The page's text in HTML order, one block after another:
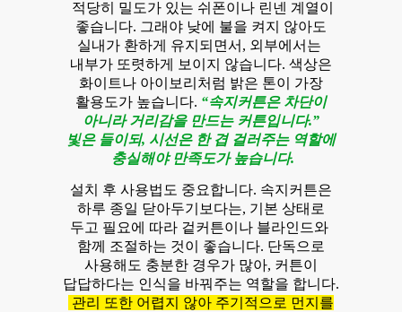
적당히 밀도가 있는 쉬폰이나 린넨 계열이
좋습니다. 그래야 낮에 불을 켜지 않아도
실내가 환하게 유지되면서, 외부에서는
내부가 또렷하게 보이지 않습니다. 색상은
화이트나 아이보리처럼 밝은 톤이 가장
활용도가 높습니다. “속지커튼은 차단이
아니라 거리감을 만드는 커튼입니다.”
빛은 들이되, 시선은 한 겹 걸러주는 역할에
충실해야 만족도가 높습니다.
설치 후 사용법도 중요합니다. 속지커튼은
하루 종일 닫아두기보다는, 기본 상태로
두고 필요에 따라 겉커튼이나 블라인드와
함께 조절하는 것이 좋습니다. 단독으로
사용해도 충분한 경우가 많아, 커튼이
답답하다는 인식을 바꿔주는 역할을 합니다.
관리 또한 어렵지 않아 주기적으로 먼지를